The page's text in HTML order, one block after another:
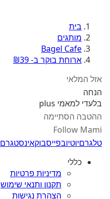
בית
מותגים
Bagel Cafe
ארוחת בוקר ב- ₪39
אזל המלאי
הנחה
בלעדי למאמי plus
ההטבה הסתיימה
Follow Mami
טלגרםיוטיובפייסבוקאינסטגרם
כללי
מדיניות פרטיות
תקנון ותנאי שימוש
הצהרת נגישות